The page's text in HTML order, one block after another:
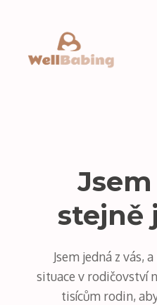
stejně
Jsem jedná z vás,
situace v rodičovství
tisícům rodin,